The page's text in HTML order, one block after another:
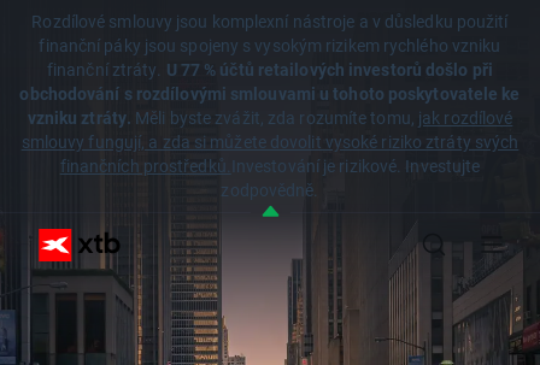
Rozdílové smlouvy jsou komplexní nástroje a v důsledku použití
finanční páky jsou spojeny s vysokým rizikem rychlého vzniku
finanční ztráty. U 77 % účtů retailových investorů došlo při
obchodování s rozdílovými smlouvami u tohoto poskytovatele ke
vzniku ztráty. Měli byste zvážit, zda rozumíte tomu, jak rozdílové
smlouvy fungují, a zda si můžete dovolit vysoké riziko ztráty svých
finančních prostředků.Investování je rizikové. Investujte
zodpovědně.